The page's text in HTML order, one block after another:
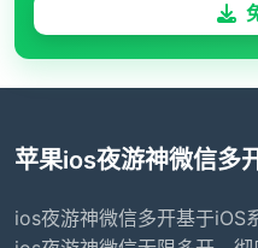
苹果ios夜游神微信多
ios夜游神微信多开基于iOS